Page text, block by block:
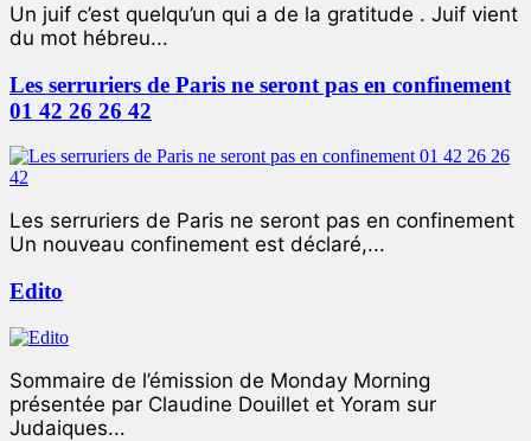
Un juif c’est quelqu’un qui a de la gratitude . Juif vient
du mot hébreu...
Les serruriers de Paris ne seront pas en confinement
01 42 26 26 42
Les serruriers de Paris ne seront pas en confinement
Un nouveau confinement est déclaré,...
Edito
Sommaire de l’émission de Monday Morning
présentée par Claudine Douillet et Yoram sur
Judaiques...